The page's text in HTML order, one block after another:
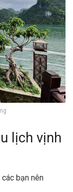
lịch vịnh
bạn nên